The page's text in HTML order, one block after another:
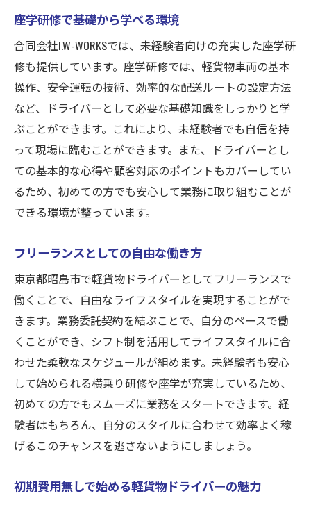
座学研修で基礎から学べる環境
合同会社I.W-WORKSでは、未経験者向けの充実した座学研
修も提供しています。座学研修では、軽貨物車両の基本
操作、安全運転の技術、効率的な配送ルートの設定方法
など、ドライバーとして必要な基礎知識をしっかりと学
ぶことができます。これにより、未経験者でも自信を持
って現場に臨むことができます。また、ドライバーとし
ての基本的な心得や顧客対応のポイントもカバーしてい
るため、初めての方でも安心して業務に取り組むことが
できる環境が整っています。
フリーランスとしての自由な働き方
東京都昭島市で軽貨物ドライバーとしてフリーランスで
働くことで、自由なライフスタイルを実現することがで
きます。業務委託契約を結ぶことで、自分のペースで働
くことができ、シフト制を活用してライフスタイルに合
わせた柔軟なスケジュールが組めます。未経験者も安心
して始められる横乗り研修や座学が充実しているため、
初めての方でもスムーズに業務をスタートできます。経
験者はもちろん、自分のスタイルに合わせて効率よく稼
げるこのチャンスを逃さないようにしましょう。
初期費用無しで始める軽貨物ドライバーの魅力